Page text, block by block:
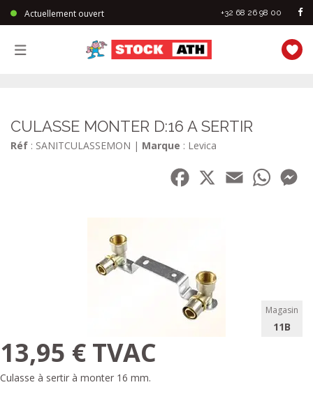
Actuellement ouvert +32 68 26 98 00
CULASSE MONTER D:16 A SERTIR
Réf : SANITCULASSEMON | Marque : Levica
Facebook
Email
Magasin
11B
13,95 € TVAC
Culasse à sertir à monter 16 mm.